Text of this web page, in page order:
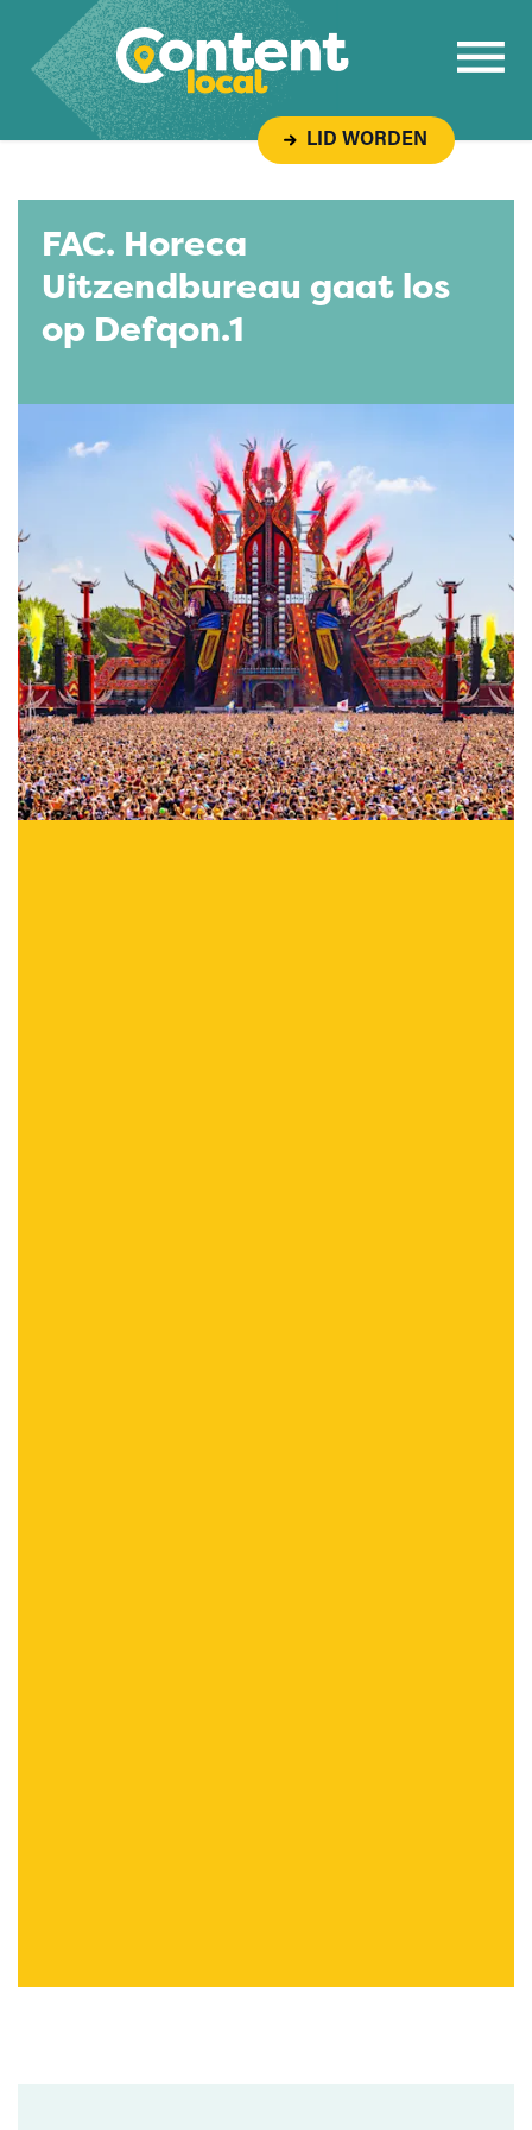
Overslaan naar inhoud
LID WORDEN
FAC. Horeca
Uitzendbureau gaat los
op Defqon.1